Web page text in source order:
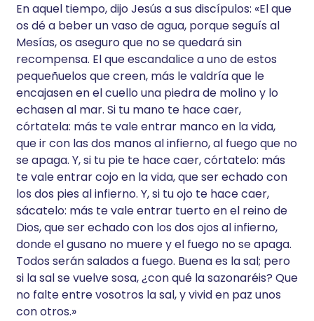
En aquel tiempo, dijo Jesús a sus discípulos: «El que
os dé a beber un vaso de agua, porque seguís al
Mesías, os aseguro que no se quedará sin
recompensa. El que escandalice a uno de estos
pequeñuelos que creen, más le valdría que le
encajasen en el cuello una piedra de molino y lo
echasen al mar. Si tu mano te hace caer,
córtatela: más te vale entrar manco en la vida,
que ir con las dos manos al infierno, al fuego que no
se apaga. Y, si tu pie te hace caer, córtatelo: más
te vale entrar cojo en la vida, que ser echado con
los dos pies al infierno. Y, si tu ojo te hace caer,
sácatelo: más te vale entrar tuerto en el reino de
Dios, que ser echado con los dos ojos al infierno,
donde el gusano no muere y el fuego no se apaga.
Todos serán salados a fuego. Buena es la sal; pero
si la sal se vuelve sosa, ¿con qué la sazonaréis? Que
no falte entre vosotros la sal, y vivid en paz unos
con otros.»